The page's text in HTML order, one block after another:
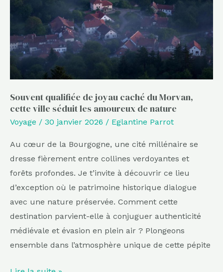
Souvent qualifiée de joyau caché du Morvan,
cette ville séduit les amoureux de nature
Voyage / 30 janvier 2026 / Eglantine Parrot
Au cœur de la Bourgogne, une cité millénaire se
dresse fièrement entre collines verdoyantes et
forêts profondes. Je t’invite à découvrir ce lieu
d’exception où le patrimoine historique dialogue
avec une nature préservée. Comment cette
destination parvient-elle à conjuguer authenticité
médiévale et évasion en plein air ? Plongeons
ensemble dans l’atmosphère unique de cette pépite
Morvan,
cette
séduit
les
amoureux
de